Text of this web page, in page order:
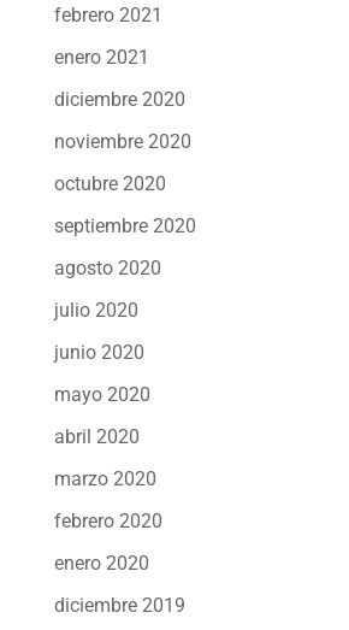
febrero 2021
enero 2021
diciembre 2020
noviembre 2020
octubre 2020
septiembre 2020
agosto 2020
julio 2020
junio 2020
mayo 2020
abril 2020
marzo 2020
febrero 2020
enero 2020
diciembre 2019